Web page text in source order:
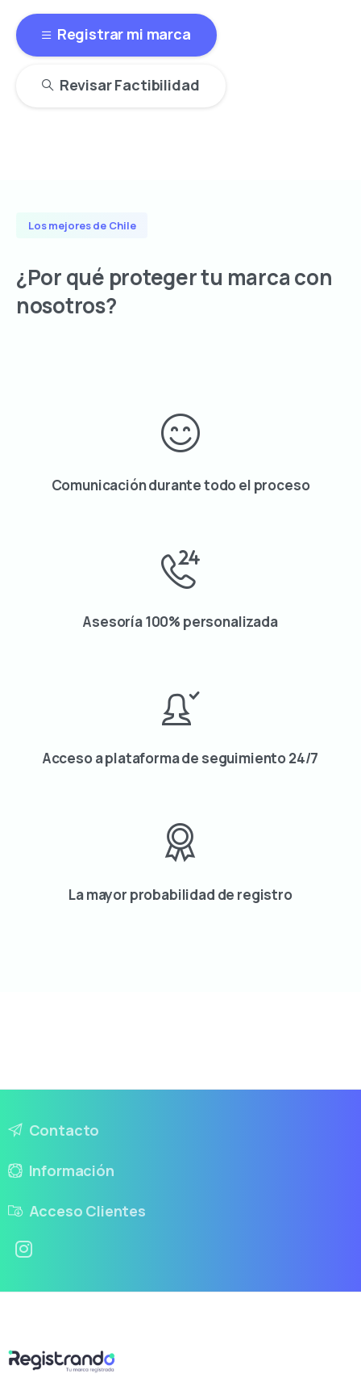
Registrar mi marca
Revisar Factibilidad
Los mejores de Chile
¿Porqué protegertu marcacon
nosotros?
Comunicación durante todo el proceso
Asesoría 100% personalizada
Acceso a plataforma de seguimiento 24/7
La mayor probabilidad de registro
Contacto
Información
Acceso Clientes